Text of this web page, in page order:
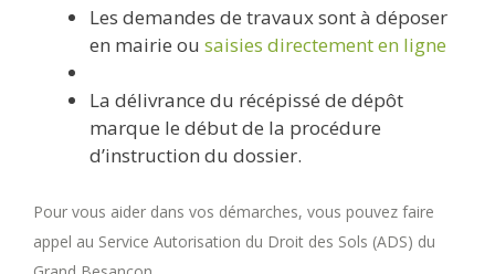
Les demandes de travaux sont à déposer
en mairie ou saisies directement en ligne
La délivrance du récépissé de dépôt
marque le début de la procédure
d’instruction du dossier.
Pour vous aider dans vos démarches, vous pouvez faire
appel au Service Autorisation du Droit des Sols (ADS) du